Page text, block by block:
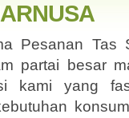
Pesanan Tas
partai besar
kami yang